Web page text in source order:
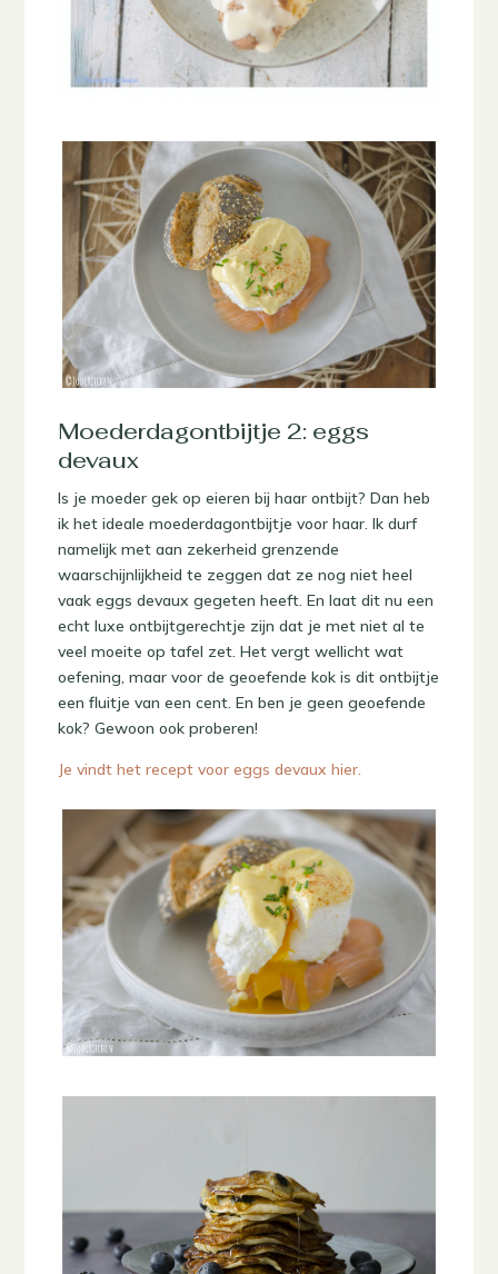
Moederdagontbijtje 2: eggs
devaux
Is je moeder gek op eieren bij haar ontbijt? Dan heb
ik het ideale moederdagontbijtje voor haar. Ik durf
namelijk met aan zekerheid grenzende
waarschijnlijkheid te zeggen dat ze nog niet heel
vaak eggs devaux gegeten heeft. En laat dit nu een
echt luxe ontbijtgerechtje zijn dat je met niet al te
veel moeite op tafel zet. Het vergt wellicht wat
oefening, maar voor de geoefende kok is dit ontbijtje
een fluitje van een cent. En ben je geen geoefende
kok? Gewoon ook proberen!
Je vindt het recept voor eggs devaux hier.